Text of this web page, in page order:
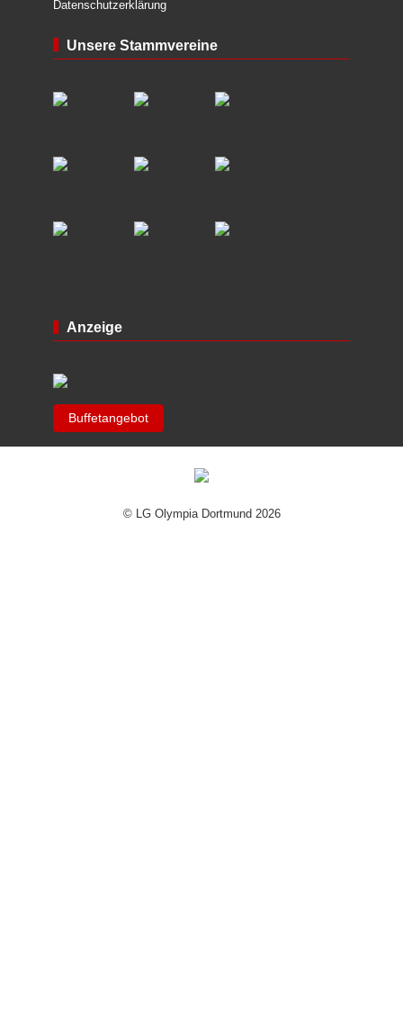
Datenschutzerklärung
Unsere Stammvereine
Anzeige
Buffetangebot
© LG Olympia Dortmund 2026